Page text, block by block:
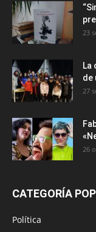
23
La
de
27
26
CATEGORÍA
Política